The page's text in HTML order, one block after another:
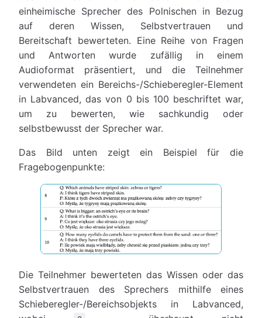
einheimische Sprecher des Polnischen in Bezug
auf deren Wissen, Selbstvertrauen und
Bereitschaft bewerteten. Eine Reihe von Fragen
und Antworten wurde zufällig in einem
Audioformat präsentiert, und die Teilnehmer
verwendeten ein Bereichs-/Schieberegler-Element
in Labvanced, das von 0 bis 100 beschriftet war,
um zu bewerten, wie sachkundig oder
selbstbewusst der Sprecher war.
Das Bild unten zeigt ein Beispiel für die
Fragebogenpunkte:
Die Teilnehmer bewerteten das Wissen oder das
Selbstvertrauen des Sprechers mithilfe eines
Schieberegler-/Bereichsobjekts in Labvanced,